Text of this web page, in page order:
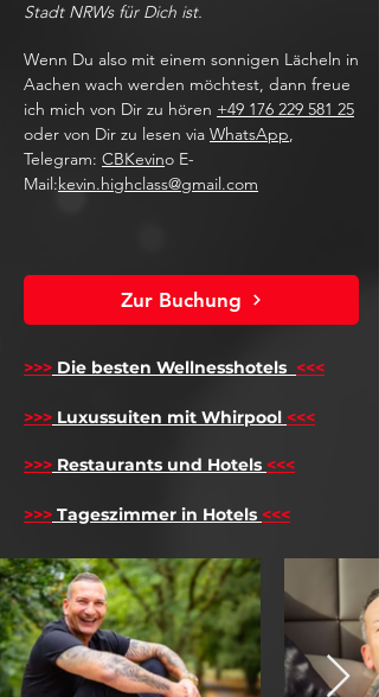
Stadt NRWs für Dich ist.
Wenn Du also mit einem sonnigen Lächeln in
Aachen wach werden möchtest, dann freue
ich mich von Dir zu hören +49 176 229 581 25
oder von Dir zu lesen via WhatsApp,
Telegram: CBKevino E-
Mail:kevin.highclass@gmail.com
Zur Buchung
>>> Die besten Wellnesshotels <<<
>>> Luxussuiten mit Whirpool <<<
>>> Restaurants und Hotels <<<
>>> Tageszimmer in Hotels <<<